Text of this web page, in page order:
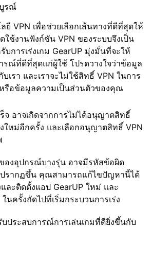
รณ์
ยี VPN เพื่อช่วยเลือกเส้นทางที่ดีที่สุดให้
ใช้งานฟังก์ชัน VPN ของระบบจึงเป็น
บการเร่งเกม GearUP มุ่งมั่นที่จะให้
รณ์ที่ดีที่สุดแก่ผู้ใช้ โปรดวางใจว่าข้อมูล
รา และเราจะไม่ใช้สิทธิ์ VPN ในการ
รือข้อมูลความเป็นส่วนตัวของคุณ
ร็จ อาจเกิดจากการไม่ได้อนุญาตสิทธิ์
ใหม่อีกครั้ง และเลือกอนุญาตสิทธิ์ VPN
องอุปกรณ์บางรุ่น อาจมีรหัสข้อผิด
ปรากฏขึ้น คุณสามารถแก้ไขปัญหานี้ได้
ละติดตั้งแอป GearUP ใหม่ และ
นครั้งถัดไปที่เริ่มกระบวนการเร่ง
บประสบการณ์การเล่นเกมที่ดียิ่งขึ้นกับ